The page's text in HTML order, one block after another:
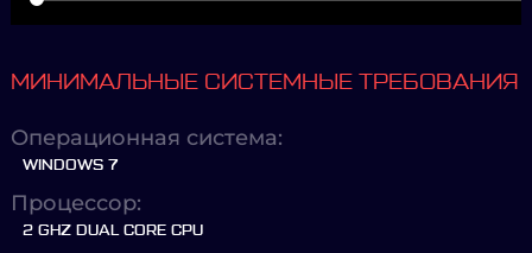
МИНИМАЛЬНЫЕ СИСТЕМНЫЕ ТРЕБОВАНИЯ
Операционная система:
WINDOWS 7
Процессор:
2 GHZ DUAL CORE CPU